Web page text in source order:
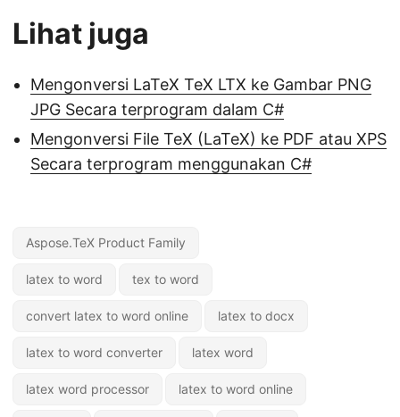
Lihat juga
Mengonversi LaTeX TeX LTX ke Gambar PNG
JPG Secara terprogram dalam C#
Mengonversi File TeX (LaTeX) ke PDF atau XPS
Secara terprogram menggunakan C#
Aspose.TeX Product Family
latex to word tex to word
convert latex to word online latex to docx
latex to word converter latex word
latex word processor latex to word online